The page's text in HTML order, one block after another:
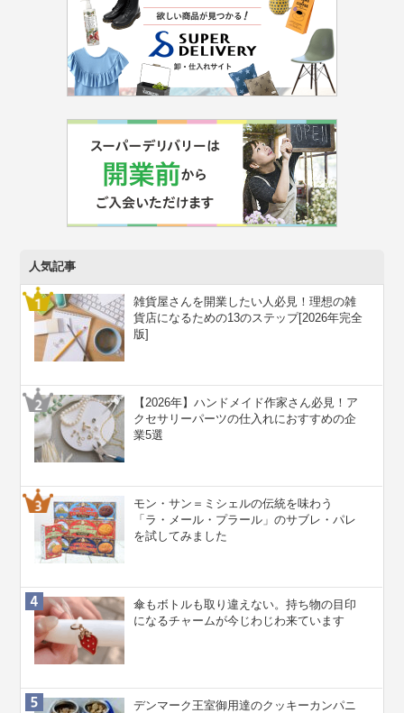
人気記事
雑貨屋さんを開業したい人必見！理想の雑
貨店になるための13のステップ[2026年完全
版]
【2026年】ハンドメイド作家さん必見！ア
クセサリーパーツの仕入れにおすすめの企
業5選
モン・サン＝ミシェルの伝統を味わう
「ラ・メール・プラール」のサブレ・パレ
を試してみました
傘もボトルも取り違えない。持ち物の目印
になるチャームが今じわじわ来ています
デンマーク王室御用達のクッキーカンパニ